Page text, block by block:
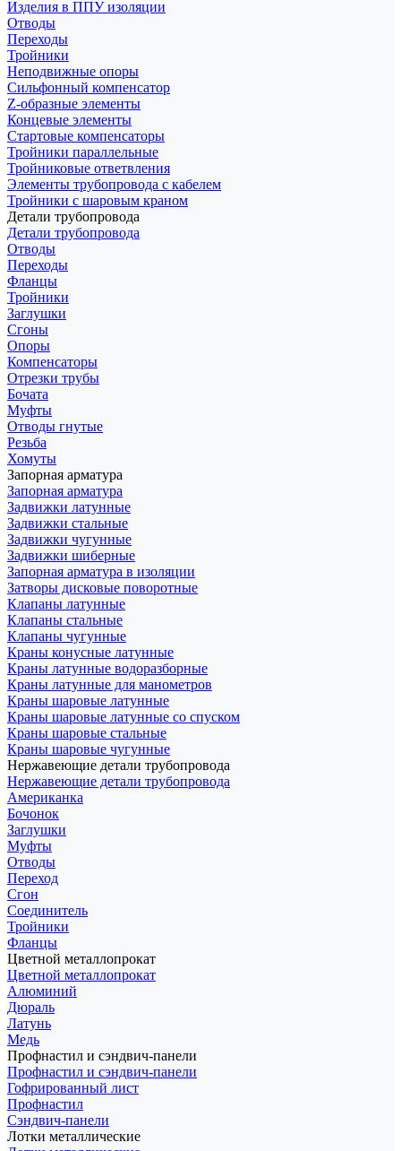
Изделия в ППУ изоляции
Отводы
Переходы
Тройники
Неподвижные опоры
Cильфонный компенсатор
Z-образные элементы
Концевые элементы
Стартовые компенсаторы
Тройники параллельные
Тройниковые ответвления
Элементы трубопровода с кабелем
Тройники с шаровым краном
Детали трубопровода
Детали трубопровода
Отводы
Переходы
Фланцы
Тройники
Заглушки
Сгоны
Опоры
Компенсаторы
Отрезки трубы
Бочата
Муфты
Отводы гнутые
Резьба
Хомуты
Запорная арматура
Запорная арматура
Задвижки латунные
Задвижки стальные
Задвижки чугунные
Задвижки шиберные
Запорная арматура в изоляции
Затворы дисковые поворотные
Клапаны латунные
Клапаны стальные
Клапаны чугунные
Краны конусные латунные
Краны латунные водоразборные
Краны латунные для манометров
Краны шаровые латунные
Краны шаровые латунные со спуском
Краны шаровые стальные
Краны шаровые чугунные
Нержавеющие детали трубопровода
Нержавеющие детали трубопровода
Американка
Бочонок
Заглушки
Муфты
Отводы
Переход
Сгон
Соединитель
Тройники
Фланцы
Цветной металлопрокат
Цветной металлопрокат
Алюминий
Дюраль
Латунь
Медь
Профнастил и сэндвич-панели
Профнастил и сэндвич-панели
Гофрированный лист
Профнастил
Сэндвич-панели
Лотки металлические